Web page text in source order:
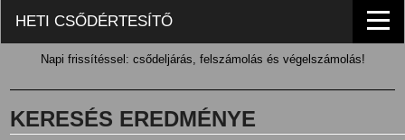
HETI CSŐDÉRTESÍTŐ
Napi frissítéssel: csődeljárás, felszámolás és végelszámolás!
KERESÉS EREDMÉNYE